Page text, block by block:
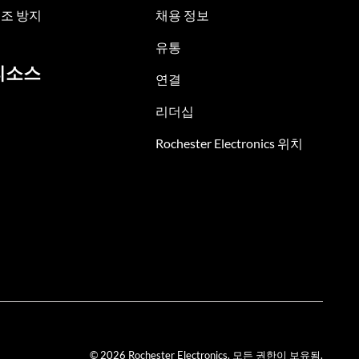
방지
소스
채용 정보
유통
연결
리더십
Rochester Electronics 위치
© 2026 Rochester Electronics. 모든 권한이 보유됨.